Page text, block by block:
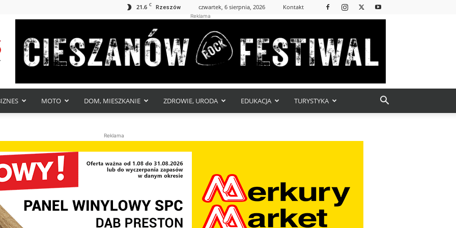
21.6 C Rzeszów czwartek, 6 sierpnia, 2026 Kontakt
Reklama
MOTO DOM, MIESZKANIE ZDROWIE, URODA EDUKACJA TURYSTYKA
Reklama